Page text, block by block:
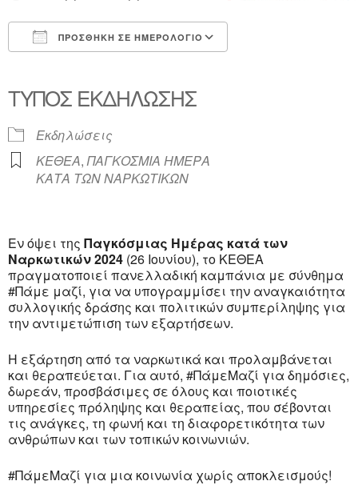
ΠΡΟΣΘΉΚΗ ΣΕ ΗΜΕΡΟΛΌΓΙΟ
ΤΎΠΟΣ ΕΚΔΉΛΩΣΗΣ
Εκδηλώσεις
ΚΕΘΕΑ,ΠΑΓΚΟΣΜΙΑ ΗΜΕΡΑ
ΚΑΤΑ ΤΩΝ ΝΑΡΚΩΤΙΚΩΝ
Εν όψει της Παγκόσμιας Ημέρας κατά των
Ναρκωτικών 2024 (26 Ιουνίου), το ΚΕΘΕΑ
πραγματοποιεί πανελλαδική καμπάνια με σύνθημα
#Πάμε μαζί, για να υπογραμμίσει την αναγκαιότητα
συλλογικής δράσης και πολιτικών συμπερίληψης για
την αντιμετώπιση των εξαρτήσεων.
Η εξάρτηση από τα ναρκωτικά και προλαμβάνεται
και θεραπεύεται. Για αυτό, #ΠάμεΜαζί για δημόσιες,
δωρεάν, προσβάσιμες σε όλους και ποιοτικές
υπηρεσίες πρόληψης και θεραπείας, που σέβονται
τις ανάγκες, τη φωνή και τη διαφορετικότητα των
ανθρώπων και των τοπικών κοινωνιών.
#ΠάμεΜαζί για μια κοινωνία χωρίς αποκλεισμούς!